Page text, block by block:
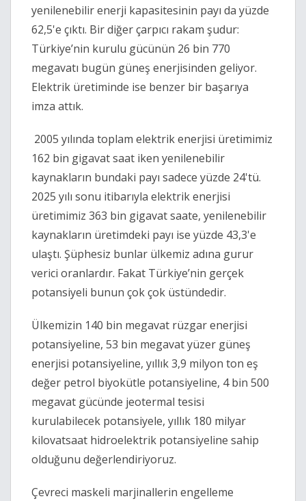
yenilenebilir enerji kapasitesinin payı da yüzde
62,5'e çıktı. Bir diğer çarpıcı rakam şudur:
Türkiye’nin kurulu gücünün 26 bin 770
megavatı bugün güneş enerjisinden geliyor.
Elektrik üretiminde ise benzer bir başarıya
imza attık.
162 bin gigavat saat iken yenilenebilir
kaynakların bundaki payı sadece yüzde 24'tü.
2025 yılı sonu itibarıyla elektrik enerjisi
üretimimiz 363 bin gigavat saate, yenilenebilir
kaynakların üretimdeki payı ise yüzde 43,3'e
ulaştı. Şüphesiz bunlar ülkemiz adına gurur
verici oranlardır. Fakat Türkiye’nin gerçek
potansiyeli bunun çok çok üstündedir.
Ülkemizin 140 bin megavat rüzgar enerjisi
potansiyeline, 53 bin megavat yüzer güneş
enerjisi potansiyeline, yıllık 3,9 milyon ton eş
değer petrol biyokütle potansiyeline, 4 bin 500
megavat gücünde jeotermal tesisi
kurulabilecek potansiyele, yıllık 180 milyar
kilovatsaat hidroelektrik potansiyeline sahip
olduğunu değerlendiriyoruz.
Çevreci maskeli marjinallerin engelleme